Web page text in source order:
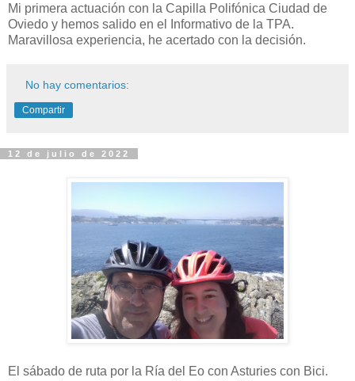
Mi primera actuación con la Capilla Polifónica Ciudad de
Oviedo y hemos salido en el Informativo de la TPA.
Maravillosa experiencia, he acertado con la decisión.
No hay comentarios:
Compartir
12 de julio de 2022
El sábado de ruta por la Ría del Eo con Asturies con Bici.